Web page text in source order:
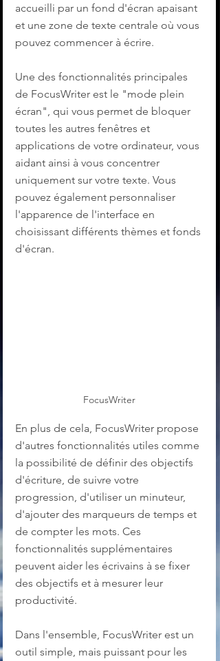
accueilli par un fond d'écran apaisant
et une zone de texte centrale où vous
pouvez commencer à écrire.
Une des fonctionnalités principales
de FocusWriter est le "mode plein
écran", qui vous permet de bloquer
toutes les autres fenêtres et
applications de votre ordinateur, vous
aidant ainsi à vous concentrer
uniquement sur votre texte. Vous
pouvez également personnaliser
l'apparence de l'interface en
choisissant différents thèmes et fonds
d'écran.
FocusWriter
En plus de cela, FocusWriter propose
d'autres fonctionnalités utiles comme
la possibilité de définir des objectifs
d'écriture, de suivre votre
progression, d'utiliser un minuteur,
d'ajouter des marqueurs de temps et
de compter les mots. Ces
fonctionnalités supplémentaires
peuvent aider les écrivains à se fixer
des objectifs et à mesurer leur
productivité.
Dans l'ensemble, FocusWriter est un
outil simple, mais puissant pour les